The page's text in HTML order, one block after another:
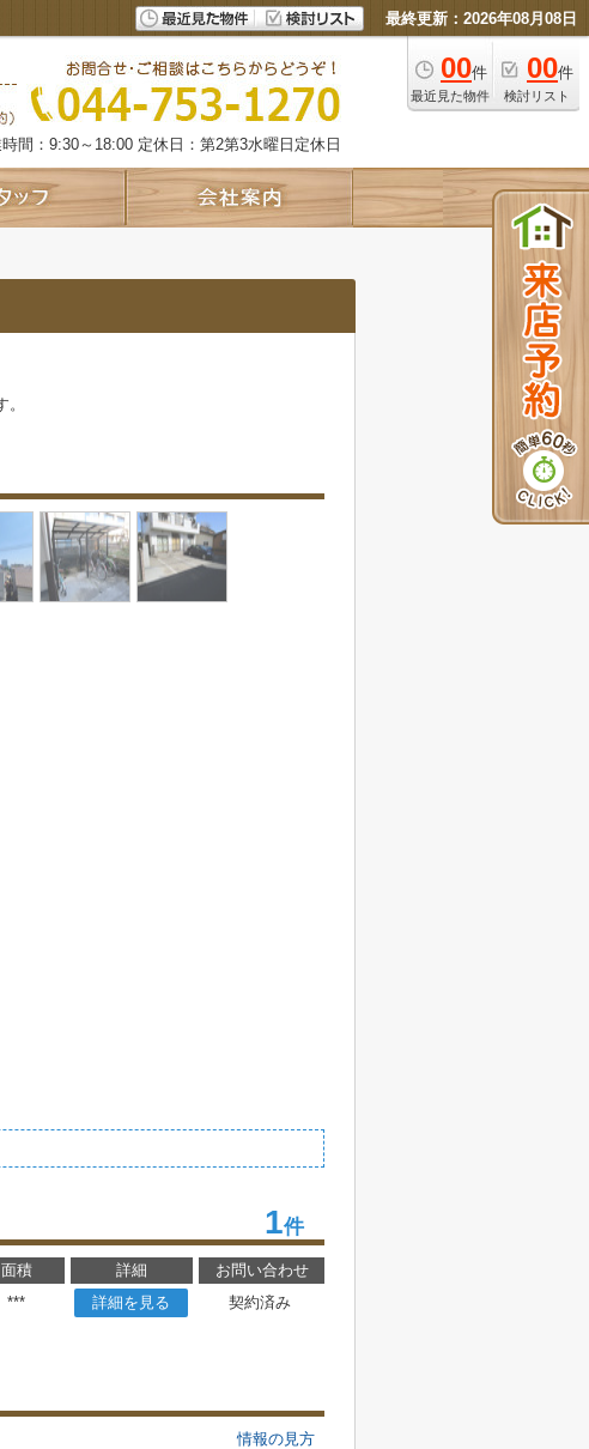
最終更新：2026年08月08日
00件
最近見た物件
00件
検討リスト
間：9:30～18:00 定休日：第2第3水曜日定休日
1件
面積 詳細
お問い合わせ
*** 詳細を見る
契約済み
情報の見方